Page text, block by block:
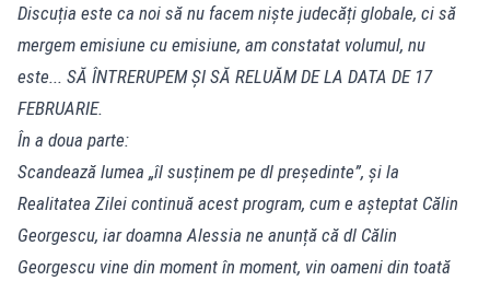
Discuția este ca noi să nu facem niște judecăți globale, ci să
mergem emisiune cu emisiune, am constatat volumul, nu
este... SĂ ÎNTRERUPEM ȘI SĂ RELUĂM DE LA DATA DE 17
FEBRUARIE.
În a doua parte:
Scandează lumea „îl susținem pe dl președinte”, și la
Realitatea Zilei continuă acest program, cum e așteptat Călin
Georgescu, iar doamna Alessia ne anunță că dl Călin
Georgescu vine din moment în moment, vin oameni din toată